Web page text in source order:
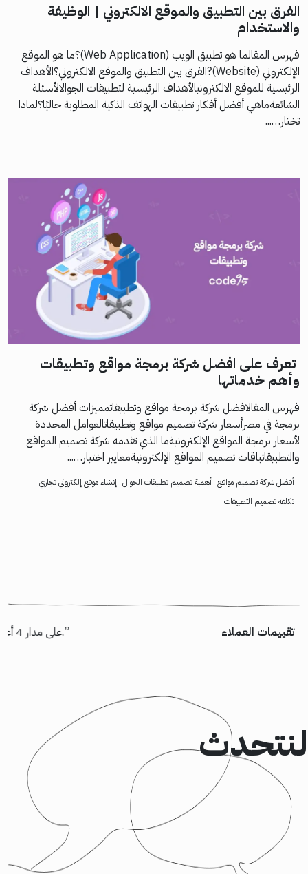
الفرق بين التطبيق والموقع الالكتروني | الوظيفة
والاستخدام
فهرس المقالما هو تطبيق الويب (Web Application)؟ما هو الموقع
الإلكتروني (Website)?الفرق بين التطبيق والموقع الالكتروني؟الأهداف
الرئيسية للموقع الالكترونيالأهداف الرئيسية لتطبيقات الجوالالأسئلة
الشائعةماهي أفضل أفكار تطبيقات الهواتف الذكية المطلوبة حاليًا؟لماذا
تختار…...
تعرف على افضل شركة برمجة مواقع وتطبيقات
وأهم خدماتها
فهرس المقالافضل شركة برمجة مواقع وتطبيقاتمميزات أفضل شركة
برمجة في مصرأسعار شركة تصميم مواقع وتطبيقاتالعوامل المحددة
لأسعار برمجة المواقع الإلكترونيةما الذي تقدمه شركة تصميم المواقع
والتطبيقاتباقات تصميم المواقع الإلكترونيةمعايير اختيار…...
أفضل شركة تصميم مواقع أهمية تصميم تطبيقات الجوال إنشاء موقع إلكتروني تجاري
تكلفة تصميم التطبيقات
تقييمات العملاء
لنتحدث